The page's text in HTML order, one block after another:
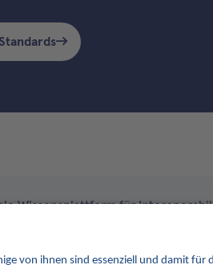
Wissensplattform für